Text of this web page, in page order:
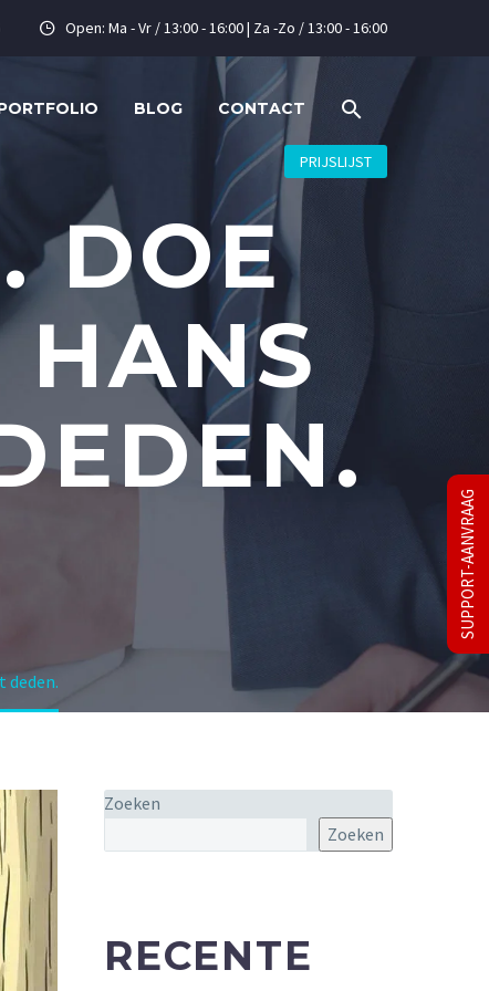

 Open: Ma - Vr / 13:00 - 16:00 | Za -Zo / 13:00 - 16:00
BLOG CONTACT
PRIJSLIJST
DOE
HANS
deden.
Zoeken
Zoeken
RECENTE
SUPPORT-AANVRAAG